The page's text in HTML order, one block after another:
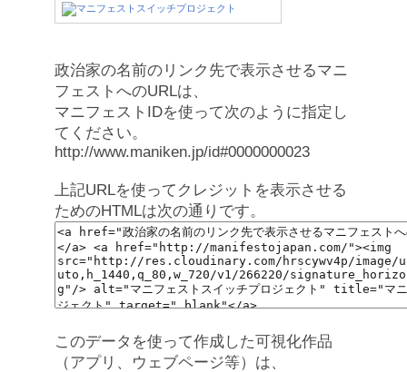
政治家の名前のリンク先で表示させるマニ
フェストへのURLは、
マニフェストIDを使って次のように指定し
てください。
http://www.maniken.jp/id#0000000023
上記URLを使ってクレジットを表示させる
ためのHTMLは次の通りです。
このデータを使って作成した可視化作品
（アプリ、ウェブページ等）は、